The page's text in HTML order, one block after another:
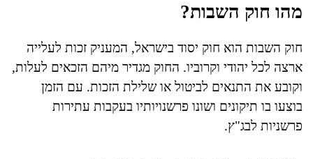
מהו חוק השבות?
חוק השבות הוא חוק יסוד בישראל, המעניק זכות לעלייה
ארצה לכל יהודי וקרוביו. החוק מגדיר מיהם הזכאים לעלות,
וקובע את התנאים לביטול או שלילת הזכות. עם הזמן
בוצעו בו תיקונים ושונו פרשנויותיו בעקבות עתירות
פרשניות לבג"ץ.